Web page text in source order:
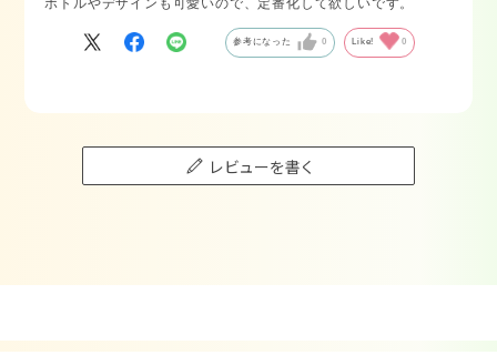
参考になった 0 Like! 0
レビューを書く